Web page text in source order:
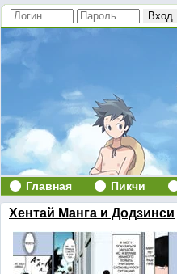
Главная Пикчи
Хентай Манга и Додзинси